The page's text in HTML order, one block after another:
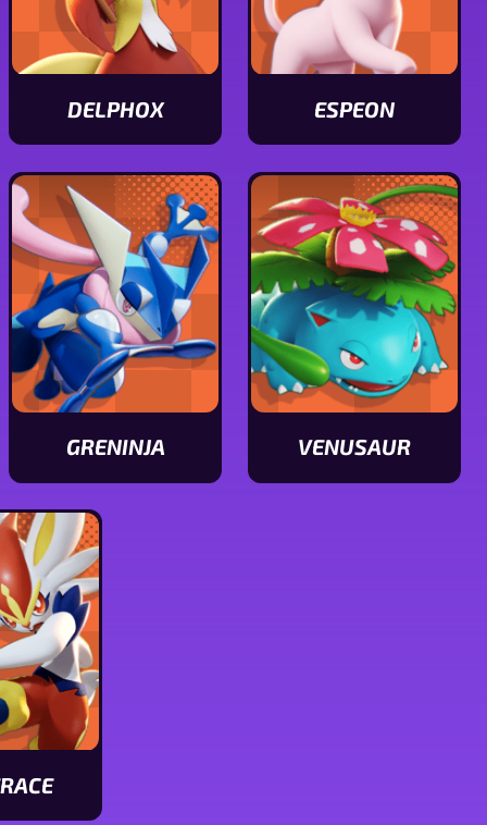
DELPHOX
Ver
características
de
Delphox
ESPEON
Ver
características
de
Espeon
GRENINJA
Ver
características
de
Greninja
VENUSAUR
Ver